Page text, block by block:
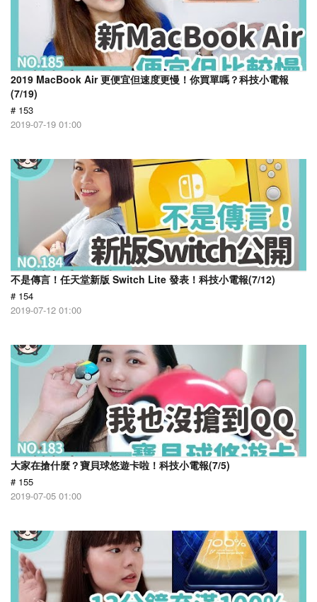
2019 MacBook Air 更便宜但速度更慢！你買單嗎？科技小電報
(7/19)
# 153
2019-07-19 01:00
不是傳言！任天堂新版 Switch Lite 發表！科技小電報(7/12)
# 154
2019-07-12 01:00
大家在搶什麼？寶貝球悠遊卡啦！科技小電報(7/5)
# 155
2019-07-05 01:00